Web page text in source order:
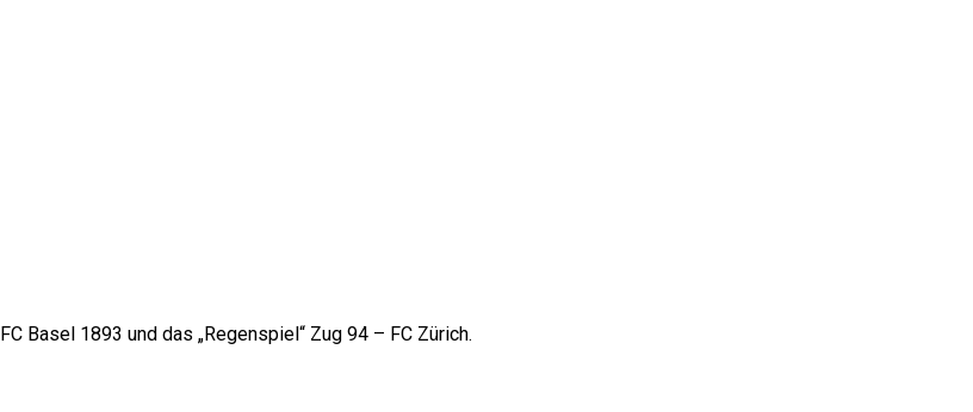
FC Basel 1893 und das „Regenspiel“ Zug 94 – FC Zürich.